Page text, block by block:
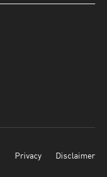
Privacy Disclaimer